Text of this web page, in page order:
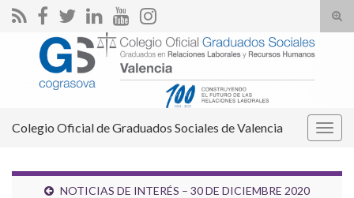
el
Search for:
Colegio Oficial de Graduados Sociales de Valencia
NOTICIAS DE INTERÉS – 30 DE DICIEMBRE 2020